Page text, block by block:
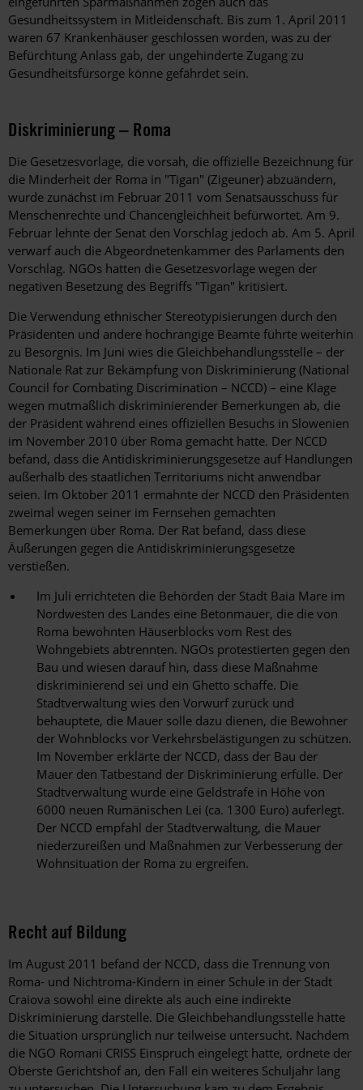
Gesundheitssystem in Mitleidenschaft. Bis zum 1. April 2011
waren 67 Krankenhäuser geschlossen worden, was zu der
Befürchtung Anlass gab, der ungehinderte Zugang zu
Gesundheitsfürsorge könne gefährdet sein.
Diskriminierung – Roma
Die Gesetzesvorlage, die vorsah, die offizielle Bezeichnung für
die Minderheit der Roma in "Tigan" (Zigeuner) abzuändern,
wurde zunächst im Februar 2011 vom Senatsausschuss für
Menschenrechte und Chancengleichheit befürwortet. Am 9.
Februar lehnte der Senat den Vorschlag jedoch ab. Am 5. April
verwarf auch die Abgeordnetenkammer des Parlaments den
Vorschlag. NGOs hatten die Gesetzesvorlage wegen der
negativen Besetzung des Begriffs "Tigan" kritisiert.
Die Verwendung ethnischer Stereotypisierungen durch den
Präsidenten und andere hochrangige Beamte führte weiterhin
zu Besorgnis. Im Juni wies die Gleichbehandlungsstelle – der
Nationale Rat zur Bekämpfung von Diskriminierung (National
Council for Combating Discrimination – NCCD) – eine Klage
wegen mutmaßlich diskriminierender Bemerkungen ab, die
der Präsident während eines offiziellen Besuchs in Slowenien
im November 2010 über Roma gemacht hatte. Der NCCD
befand, dass die Antidiskriminierungsgesetze auf Handlungen
außerhalb des staatlichen Territoriums nicht anwendbar
seien. Im Oktober 2011 ermahnte der NCCD den Präsidenten
zweimal wegen seiner im Fernsehen gemachten
Bemerkungen über Roma. Der Rat befand, dass diese
Äußerungen gegen die Antidiskriminierungsgesetze
verstießen.
Im Juli errichteten die Behörden der Stadt Baia Mare im
Nordwesten des Landes eine Betonmauer, die die von
Roma bewohnten Häuserblocks vom Rest des
Wohngebiets abtrennten. NGOs protestierten gegen den
Bau und wiesen darauf hin, dass diese Maßnahme
diskriminierend sei und ein Ghetto schaffe. Die
Stadtverwaltung wies den Vorwurf zurück und
behauptete, die Mauer solle dazu dienen, die Bewohner
der Wohnblocks vor Verkehrsbelästigungen zu schützen.
Im November erklärte der NCCD, dass der Bau der
Mauer den Tatbestand der Diskriminierung erfülle. Der
Stadtverwaltung wurde eine Geldstrafe in Höhe von
6000 neuen Rumänischen Lei (ca. 1300 Euro) auferlegt.
Der NCCD empfahl der Stadtverwaltung, die Mauer
niederzureißen und Maßnahmen zur Verbesserung der
Wohnsituation der Roma zu ergreifen.
Recht auf Bildung
Im August 2011 befand der NCCD, dass die Trennung von
Roma- und Nichtroma-Kindern in einer Schule in der Stadt
Craiova sowohl eine direkte als auch eine indirekte
Diskriminierung darstelle. Die Gleichbehandlungsstelle hatte
die Situation ursprünglich nur teilweise untersucht. Nachdem
die NGO Romani CRISS Einspruch eingelegt hatte, ordnete der
Oberste Gerichtshof an, den Fall ein weiteres Schuljahr lang